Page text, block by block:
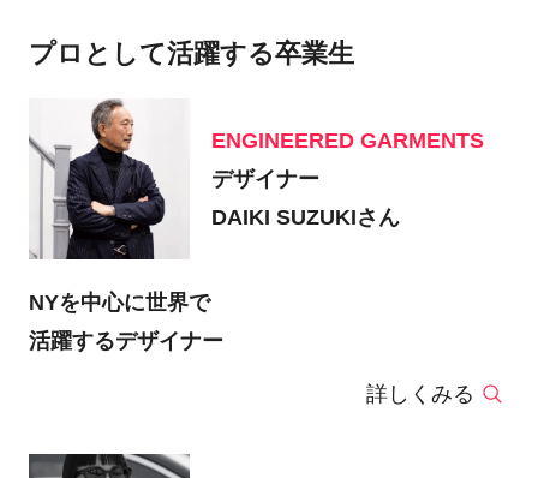
プロとして活躍する卒業生
ENGINEERED GARMENTS
デザイナー
DAIKI SUZUKIさん
NYを中心に世界で
活躍するデザイナー
詳しくみる